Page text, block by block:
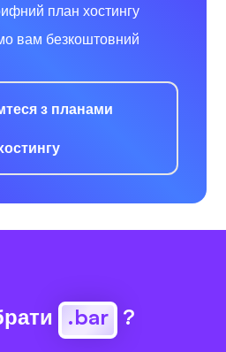
план хостингу
вам безкоштовний
з планами
.bar ?